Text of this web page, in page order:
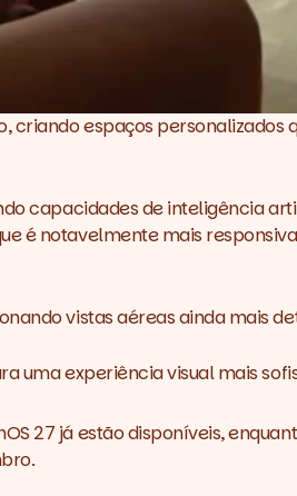
espaços personalizados
capacidades de inteligência
é notavelmente mais
vistas aéreas ainda mais
uma experiência visual mais
27 já estão disponíveis,